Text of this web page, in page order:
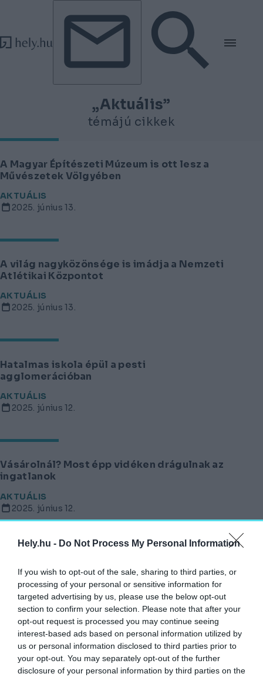
Hely.hu - Do Not Process My Personal Information
If you wish to opt-out of the sale, sharing to third parties, or
processing of your personal or sensitive information for
targeted advertising by us, please use the below opt-out
section to confirm your selection. Please note that after your
opt-out request is processed you may continue seeing
interest-based ads based on personal information utilized by
us or personal information disclosed to third parties prior to
your opt-out. You may separately opt-out of the further
disclosure of your personal information by third parties on the
Tovább a tartalomhoz
Tovább a lábléchez
„Aktuális”
témájú cikkek
A Magyar Építészeti Múzeum is ott lesz a
Művészetek Völgyében
AKTUÁLIS
2025. június 13.
A világ nagyközönsége is imádja a Nemzeti
Atlétikai Központot
AKTUÁLIS
2025. június 13.
Hatalmas iskola épül a pesti
agglomerációban
AKTUÁLIS
2025. június 12.
Vásárolnál? Most épp vidéken drágulnak az
ingatlanok
AKTUÁLIS
2025. június 12.
AKTUÁLIS
2025. június 12.
Így gondolták újra az Újbudai Polgármesteri
Hivatalt